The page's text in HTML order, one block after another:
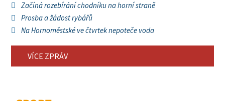
Začíná rozebírání chodníku na horní straně
Prosba a žádost rybářů
Na Hornoměstské ve čtvrtek nepoteče voda
VÍCE ZPRÁV